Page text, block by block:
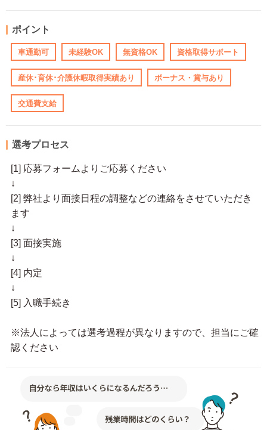
ポイント
車通勤可 未経験OK 無資格OK 資格取得サポート
産休･育休･介護休暇取得実績あり ボーナス・賞与あり
交通費支給
選考プロセス
[1] 応募フォームよりご応募ください
↓
[2] 弊社より面接日程の調整などの連絡をさせていただき
ます
↓
[3] 面接実施
↓
[4] 内定
↓
[5] 入職手続き
※法人によっては選考過程が異なりますので、担当にご確
認ください